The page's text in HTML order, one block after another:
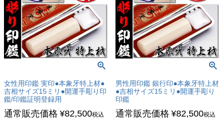
女性用印鑑 実印●本象牙特上材●
吉相サイズ15ミリ●開運手彫り印
鑑/印鑑証明登録用
通常販売価格 ¥82,500税込
男性用印鑑 銀行印●本象牙特上材
●吉相サイズ15ミリ●開運手彫り
印鑑
通常販売価格 ¥82,500税込